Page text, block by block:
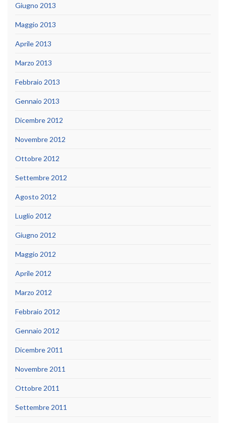
Giugno 2013
Maggio 2013
Aprile 2013
Marzo 2013
Febbraio 2013
Gennaio 2013
Dicembre 2012
Novembre 2012
Ottobre 2012
Settembre 2012
Agosto 2012
Luglio 2012
Giugno 2012
Maggio 2012
Aprile 2012
Marzo 2012
Febbraio 2012
Gennaio 2012
Dicembre 2011
Novembre 2011
Ottobre 2011
Settembre 2011